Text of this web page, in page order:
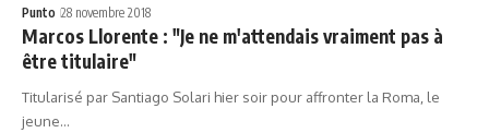
Punto 28 novembre 2018
Marcos Llorente : "Je ne m'attendais vraiment pas à
être titulaire"
Titularisé par Santiago Solari hier soir pour affronter la Roma, le
jeune…